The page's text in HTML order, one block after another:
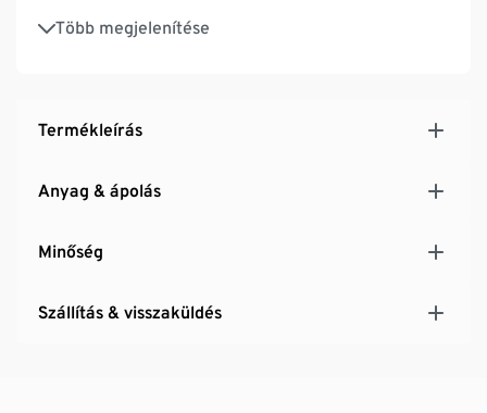
Több megjelenítése
Elasztánnal: formatartó, tökéletesen áll, rendkívül
kényelmes viselet
Termékleírás
Anyag & ápolás
Minőség
Szállítás & visszaküldés